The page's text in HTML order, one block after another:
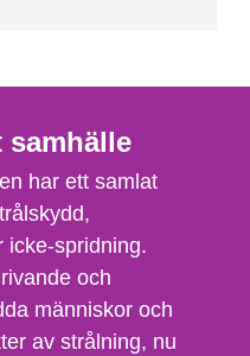
samhälle
har ett samlat
icke-spridning.
och
människor och
av strålning, nu